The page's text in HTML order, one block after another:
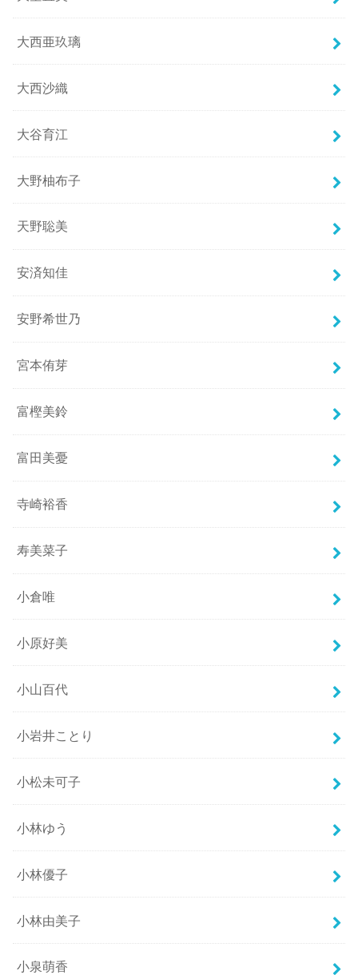
大西亜玖璃
大西沙織
大谷育江
大野柚布子
天野聡美
安済知佳
安野希世乃
宮本侑芽
富樫美鈴
富田美憂
寺崎裕香
寿美菜子
小倉唯
小原好美
小山百代
小岩井ことり
小松未可子
小林ゆう
小林優子
小林由美子
小泉萌香